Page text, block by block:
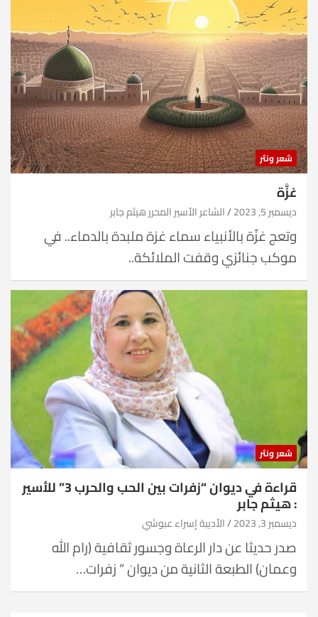
شعر ونثر
غزَّة
ديسمبر 5, 2023 الشاعر الأسير المحرر هيثم جابر
وتعج غزّة بالأنبياء سماء غزة ملبدة بالدماء.. في
موكب جنائزي وقفت الملائكة..
شعر ونثر
قراءة في ديوان “زفرات بين الحب والحرب 3” للأسير
: هيثم جابر
ديسمبر 3, 2023 الأديبة إسراء عبوشي
صدر حديثا عن دار الرعاة وجسور ثقافية (رام الله
وعمان) الطبعة الثانية من ديوان ” زفرات…